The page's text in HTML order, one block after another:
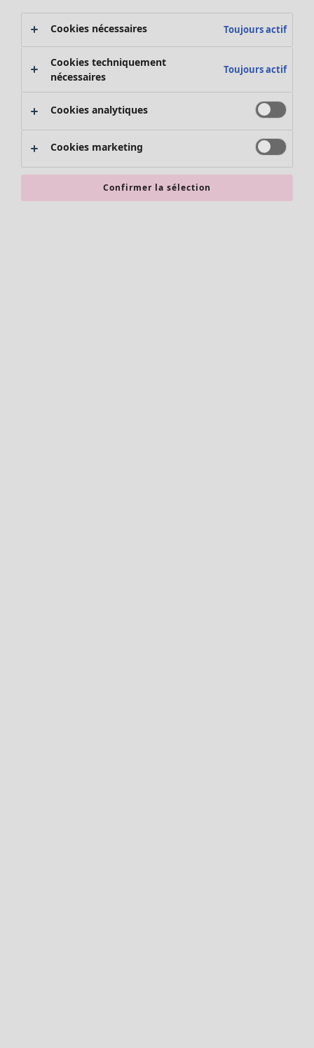
Promos SOLDES
Les promos de Gudrun Sjödén
Nouvel arrivage
Bonnes affaires en soldes - jusqu'à -70
Cookies nécessaires Toujours actif
Cookies techniquement
nécessaires
Toujours actif
Cookies analytiques
Cookies marketing
Confirmer la sélection